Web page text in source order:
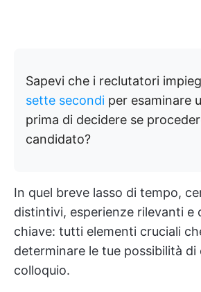
Sapevi che i reclutatori
sette secondi per esaminare
prima di decidere se
candidato?
In quel breve lasso di tempo,
distintivi, esperienze rilevanti e
chiave: tutti elementi cruciali
determinare le tue possibilità di
colloquio.